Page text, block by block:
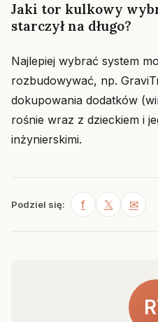
Jaki tor kulkowy
starczył na długo?
Najlepiej wybrać system
rozbudowywać, np.
dokupowania dodatków
rośnie wraz z dzieckiem i
inżynierskimi.
Podziel się: f 𝕏 ✉